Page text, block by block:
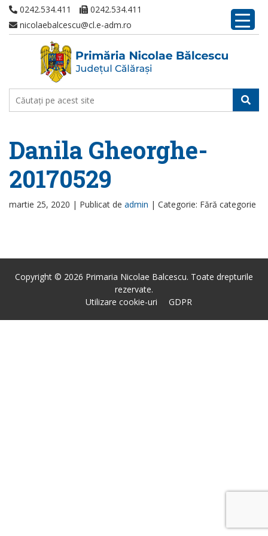
0242.534.411
0242.534.411
nicolaebalcescu@cl.e-adm.ro
Danila Gheorghe-
20170529
martie 25, 2020 | Publicat de admin | Categorie: Fără categorie
Copyright © 2026 Primaria Nicolae Balcescu. Toate drepturile
rezervate.
Utilizare cookie-uri
GDPR